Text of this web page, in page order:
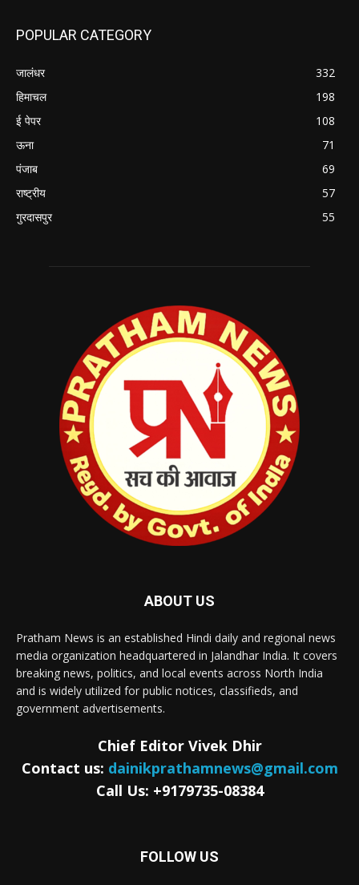
POPULAR CATEGORY
जालंधर
332
हिमाचल
198
ई पेपर
108
ऊना
71
पंजाब
69
राष्ट्रीय
57
गुरदासपुर
55
ABOUT US
Pratham News is an established Hindi daily and regional news
media organization headquartered in Jalandhar India. It covers
breaking news, politics, and local events across North India
and is widely utilized for public notices, classifieds, and
government advertisements.
Chief Editor Vivek Dhir
Contact us: dainikprathamnews@gmail.com
Call Us: +9179735-08384
FOLLOW US